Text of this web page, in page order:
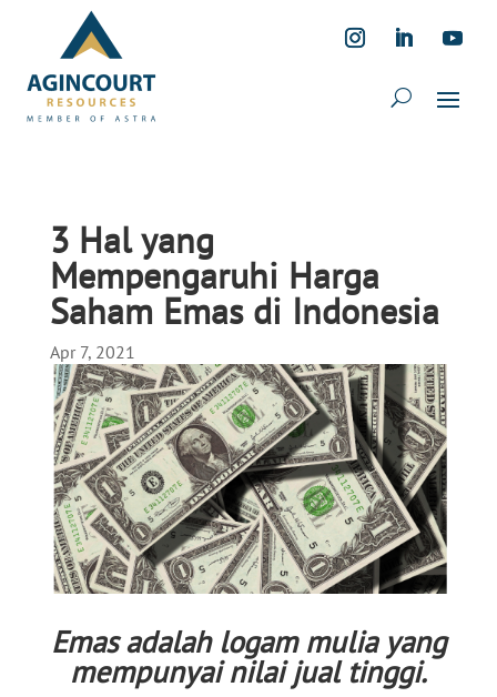
3 Hal yang
Mempengaruhi Harga
Saham Emas di Indonesia
Apr 7, 2021
Emas adalah logam mulia yang
mempunyai nilai jual tinggi.